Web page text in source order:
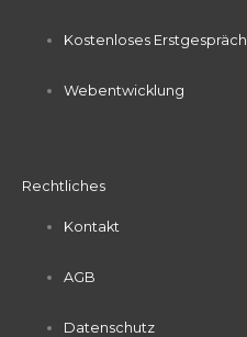
Kostenloses Erstgespräch
Webentwicklung
Rechtliches
Kontakt
AGB
Datenschutz